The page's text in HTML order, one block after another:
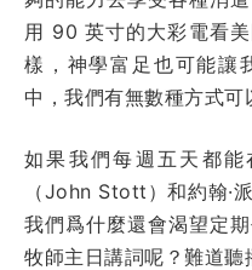
用 90 英寸的大彩電看
樣，神學富足也可能讓
中，我們有無數種方式可
如果我們每週五天都
（John Stott）和約翰·
我們爲什麼還會渴望定
牧師主日講詞呢？難道聽